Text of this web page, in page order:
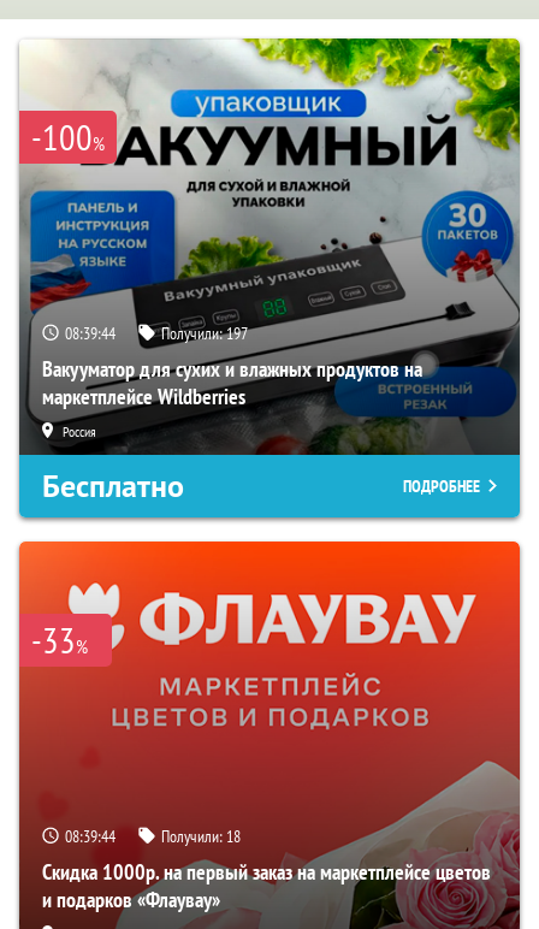
-100%
08:39:43 Получили:197
Вакууматор для сухих и влажных продуктов на
маркетплейсе Wildberries
Россия
Бесплатно ПОДРОБНЕЕ
-33%
08:39:43 Получили: 18
Скидка 1000р. на первый заказ на маркетплейсе цветов
и подарков «Флаувау»